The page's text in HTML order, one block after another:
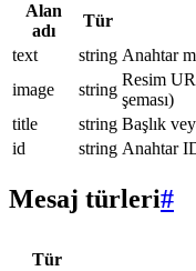
Alan
adı
Tür
text
string Anahtar
image
string
Resim
şeması)
title
string Başlık
id
string Anahtar
Mesaj türleri#
Tür